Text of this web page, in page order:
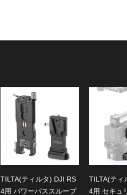
TILTA(ティルタ) DJI RS
4用 パワーパススループ
TILTA(ティ
4用 セキュ